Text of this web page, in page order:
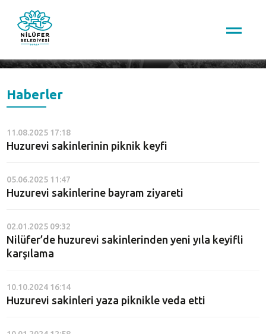
Haberler
11.08.2025 17:18
Huzurevi sakinlerinin piknik keyfi
05.06.2025 11:47
Huzurevi sakinlerine bayram ziyareti
02.01.2025 09:32
Nilüfer’de huzurevi sakinlerinden yeni yıla keyifli
karşılama
10.10.2024 16:14
Huzurevi sakinleri yaza piknikle veda etti